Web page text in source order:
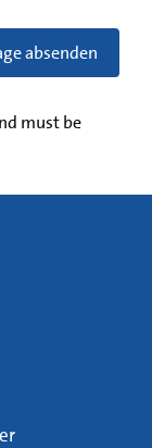
absenden
must be